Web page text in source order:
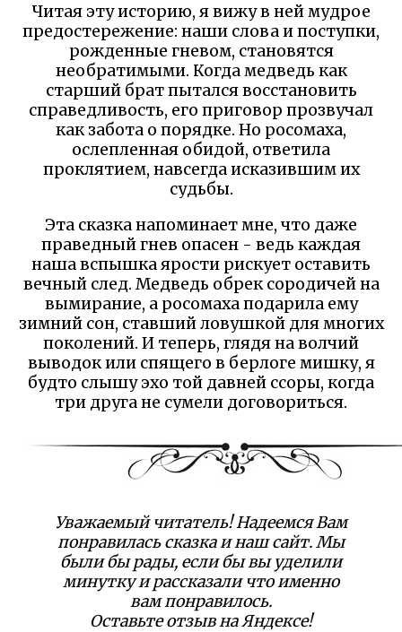
Читая эту историю, я вижу в ней мудрое
предостережение: наши слова и поступки,
рожденные гневом, становятся
необратимыми. Когда медведь как
старший брат пытался восстановить
справедливость, его приговор прозвучал
как забота о порядке. Но росомаха,
ослепленная обидой, ответила
проклятием, навсегда исказившим их
судьбы.
Эта сказка напоминает мне, что даже
праведный гнев опасен - ведь каждая
наша вспышка ярости рискует оставить
вечный след. Медведь обрек сородичей на
вымирание, а росомаха подарила ему
зимний сон, ставший ловушкой для многих
поколений. И теперь, глядя на волчий
выводок или спящего в берлоге мишку, я
будто слышу эхо той давней ссоры, когда
три друга не сумели договориться.
Уважаемый читатель! Надеемся Вам
понравилась сказка и наш сайт. Мы
были бы рады, если бы вы уделили
минутку и рассказали что именно
вам понравилось.
Оставьте отзыв на Яндексе!